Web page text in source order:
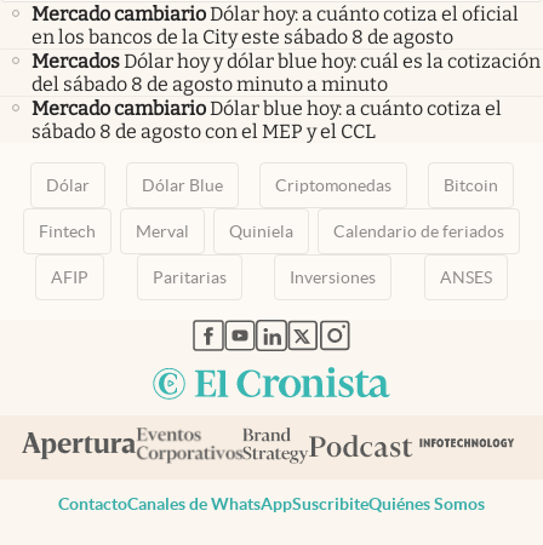
Mercado cambiarioDólar hoy: a cuánto cotiza el oficial
en los bancos de la City este sábado 8 de agosto
MercadosDólar hoy y dólar blue hoy: cuál es la cotización
del sábado 8 de agosto minuto a minuto
Mercado cambiarioDólar blue hoy: a cuánto cotiza el
sábado 8 de agosto con el MEP y el CCL
Dólar Dólar Blue Criptomonedas Bitcoin
Fintech Merval Quiniela Calendario de feriados
AFIP Paritarias Inversiones ANSES
abre en nueva pestaña
abre en nueva pestaña
abre en nueva pestaña
abre en nueva pestaña
abre en nueva pestaña
ContactoCanales de WhatsAppSuscribiteQuiénes Somos